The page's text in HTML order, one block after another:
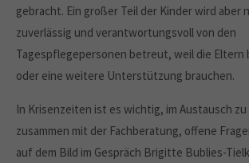
gebracht. Ein großer Teil der Kinder wird aber
zuverlässig und verantwortungsvoll von den
Tagespflegepersonen betreut, weil die
oder eine weitere Unterstützung brauchen.
In Krisenzeiten ist es wichtig, im Austausch
zusammen mit der Fachberatung, offene
auf dem Bild im Gespräch Brigitte Bublies-